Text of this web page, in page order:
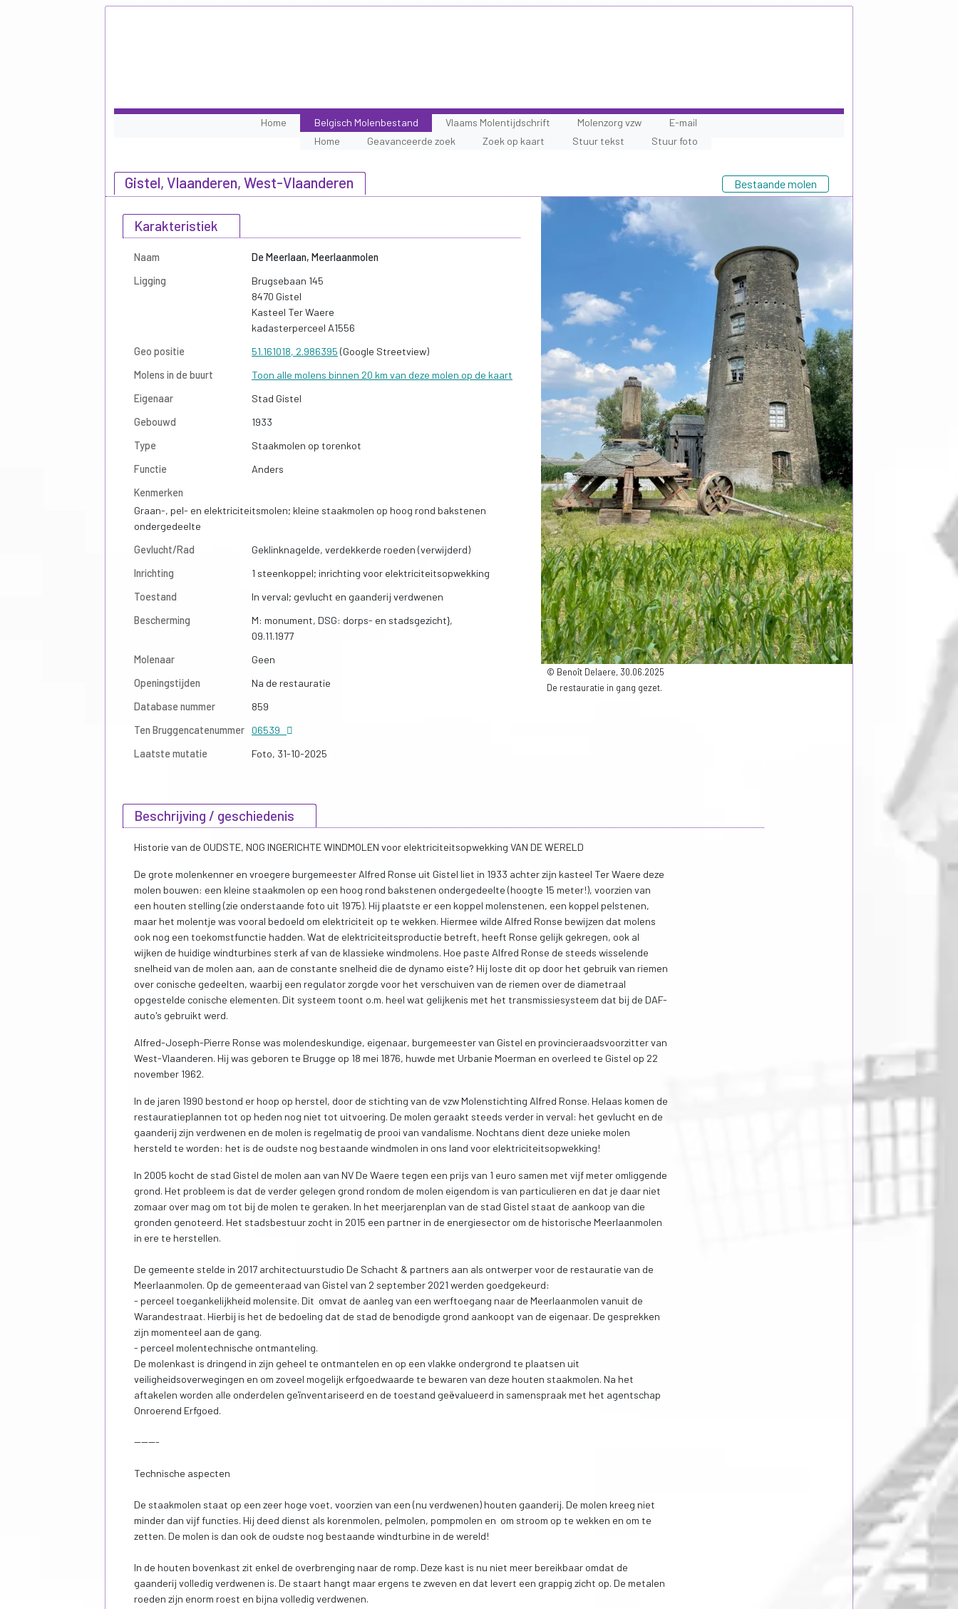
Home
Belgisch Molenbestand
Home
Geavanceerde zoek Zoek op kaart Stuur tekst Stuur foto
Vlaams Molentijdschrift Molenzorg vzw E-mail
Gistel, Vlaanderen, West-Vlaanderen Bestaande molen
Karakteristiek
Naam
De Meerlaan, Meerlaanmolen
Ligging
Brugsebaan 145
8470 Gistel
Kasteel Ter Waere
kadasterperceel A1556
Geo positie
51.161018, 2.986395 (Google Streetview)
Molens in de buurt
Toon alle molens binnen 20 km van deze molen op de kaart
Eigenaar
Stad Gistel
Gebouwd
1933
Type
Staakmolen op torenkot
Functie
Anders
Kenmerken
Graan-, pel- en elektriciteitsmolen; kleine staakmolen op hoog rond bakstenen
ondergedeelte
Gevlucht/Rad
Geklinknagelde, verdekkerde roeden (verwijderd)
Inrichting
1 steenkoppel; inrichting voor elektriciteitsopwekking
Toestand
In verval; gevlucht en gaanderij verdwenen
Bescherming
M: monument, DSG: dorps- en stadsgezicht},
09.11.1977
Molenaar
Geen
Openingstijden
Na de restauratie
Database nummer
859
Ten Bruggencatenummer 06539
Laatste mutatie
Foto, 31-10-2025
© Benoît Delaere, 30.06.2025
De restauratie in gang gezet.
Beschrijving / geschiedenis
Historie van de OUDSTE, NOG INGERICHTE WINDMOLEN voor elektriciteitsopwekking VAN DE WERELD
De grote molenkenner en vroegere burgemeester Alfred Ronse uit Gistel liet in 1933 achter zijn kasteel Ter Waere deze
molen bouwen: een kleine staakmolen op een hoog rond bakstenen ondergedeelte (hoogte 15 meter!), voorzien van
een houten stelling (zie onderstaande foto uit 1975). Hij plaatste er een koppel molenstenen, een koppel pelstenen,
maar het molentje was vooral bedoeld om elektriciteit op te wekken. Hiermee wilde Alfred Ronse bewijzen dat molens
ook nog een toekomstfunctie hadden. Wat de elektriciteitsproductie betreft, heeft Ronse gelijk gekregen, ook al
wijken de huidige windturbines sterk af van de klassieke windmolens. Hoe paste Alfred Ronse de steeds wisselende
snelheid van de molen aan, aan de constante snelheid die de dynamo eiste? Hij loste dit op door het gebruik van riemen
over conische gedeelten, waarbij een regulator zorgde voor het verschuiven van de riemen over de diametraal
opgestelde conische elementen. Dit systeem toont o.m. heel wat gelijkenis met het transmissiesysteem dat bij de DAF-
auto's gebruikt werd.
Alfred-Joseph-Pierre Ronse was molendeskundige, eigenaar, burgemeester van Gistel en provincieraadsvoorzitter van
West-Vlaanderen. Hij was geboren te Brugge op 18 mei 1876, huwde met Urbanie Moerman en overleed te Gistel op 22
november 1962.
In de jaren 1990 bestond er hoop op herstel, door de stichting van de vzw Molenstichting Alfred Ronse. Helaas komen de
restauratieplannen tot op heden nog niet tot uitvoering. De molen geraakt steeds verder in verval: het gevlucht en de
gaanderij zijn verdwenen en de molen is regelmatig de prooi van vandalisme. Nochtans dient deze unieke molen
hersteld te worden: het is de oudste nog bestaande windmolen in ons land voor elektriciteitsopwekking!
In 2005 kocht de stad Gistel de molen aan van NV De Waere tegen een prijs van 1 euro samen met vijf meter omliggende
grond. Het probleem is dat de verder gelegen grond rondom de molen eigendom is van particulieren en dat je daar niet
zomaar over mag om tot bij de molen te geraken. In het meerjarenplan van de stad Gistel staat de aankoop van die
gronden genoteerd. Het stadsbestuur zocht in 2015 een partner in de energiesector om de historische Meerlaanmolen
in ere te herstellen.
De gemeente stelde in 2017 architectuurstudio De Schacht & partners aan als ontwerper voor de restauratie van de
Meerlaanmolen. Op de gemeenteraad van Gistel van 2 september 2021 werden goedgekeurd:
- perceel toegankelijkheid molensite. Dit omvat de aanleg van een werftoegang naar de Meerlaanmolen vanuit de
Warandestraat. Hierbij is het de bedoeling dat de stad de benodigde grond aankoopt van de eigenaar. De gesprekken
zijn momenteel aan de gang.
- perceel molentechnische ontmanteling.
De molenkast is dringend in zijn geheel te ontmantelen en op een vlakke ondergrond te plaatsen uit
veiligheidsoverwegingen en om zoveel mogelijk erfgoedwaarde te bewaren van deze houten staakmolen. Na het
aftakelen worden alle onderdelen geïnventariseerd en de toestand geëvalueerd in samenspraak met het agentschap
Onroerend Erfgoed.
-------
Technische aspecten
De staakmolen staat op een zeer hoge voet, voorzien van een (nu verdwenen) houten gaanderij. De molen kreeg niet
minder dan vijf functies. Hij deed dienst als korenmolen, pelmolen, pompmolen en om stroom op te wekken en om te
zetten. De molen is dan ook de oudste nog bestaande windturbine in de wereld!
In de houten bovenkast zit enkel de overbrenging naar de romp. Deze kast is nu niet meer bereikbaar omdat de
gaanderij volledig verdwenen is. De staart hangt maar ergens te zweven en dat levert een grappig zicht op. De metalen
roeden zijn enorm roest en bijna volledig verdwenen.